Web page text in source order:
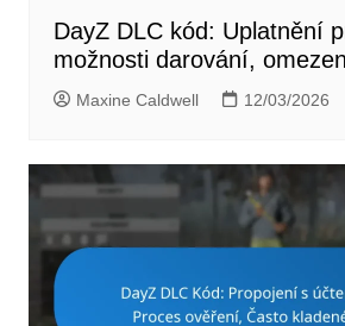
DayZ DLC kód: Uplatnění
možnosti darování,
Maxine Caldwell 12/03/2026